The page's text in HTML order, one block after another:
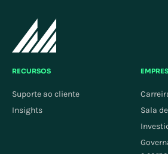
RECURSOS
Suporte ao cliente
Insights
Sala